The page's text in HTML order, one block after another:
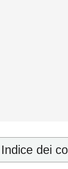
Indice dei